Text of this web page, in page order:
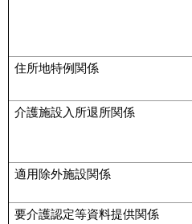
住所地特例関係
介護施設入所退所関係
適用除外施設関係
要介護認定等資料提供関係